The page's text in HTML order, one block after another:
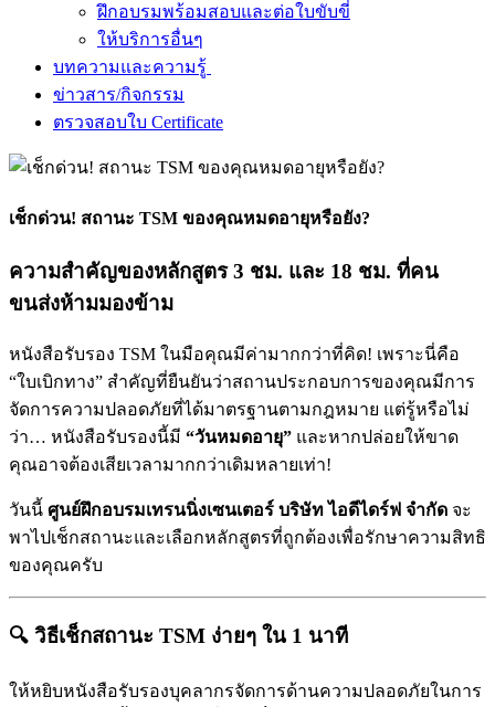
ฝึกอบรมพร้อมสอบและต่อใบขับขี่
ให้บริการอื่นๆ
บทความและความรู้
ข่าวสาร/กิจกรรม
ตรวจสอบใบ Certificate
เช็กด่วน! สถานะ TSM ของคุณหมดอายุหรือยัง?
ความสำคัญของหลักสูตร 3 ชม. และ 18 ชม. ที่คน
ขนส่งห้ามมองข้าม
หนังสือรับรอง TSM ในมือคุณมีค่ามากกว่าที่คิด! เพราะนี่คือ
“ใบเบิกทาง” สำคัญที่ยืนยันว่าสถานประกอบการของคุณมีการ
จัดการความปลอดภัยที่ได้มาตรฐานตามกฎหมาย แต่รู้หรือไม่
ว่า… หนังสือรับรองนี้มี “วันหมดอายุ” และหากปล่อยให้ขาด
คุณอาจต้องเสียเวลามากกว่าเดิมหลายเท่า!
วันนี้ ศูนย์ฝึกอบรมเทรนนิ่งเซนเตอร์ บริษัท ไอดีไดร์ฟ จำกัด จะ
พาไปเช็กสถานะและเลือกหลักสูตรที่ถูกต้องเพื่อรักษาความสิทธิ
ของคุณครับ
🔍 วิธีเช็กสถานะ TSM ง่ายๆ ใน 1 นาที
ให้หยิบหนังสือรับรองบุคลากรจัดการด้านความปลอดภัยในการ